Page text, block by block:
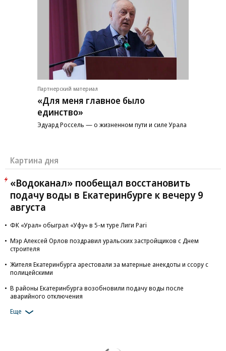
Партнерский материал
«Для меня главное было
единство»
Эдуард Россель — о жизненном пути и силе Урала
Картина дня
«Водоканал» пообещал восстановить
подачу воды в Екатеринбурге к вечеру 9
августа
ФК «Урал» обыграл «Уфу» в 5-м туре Лиги Pari
Мэр Алексей Орлов поздравил уральских застройщиков с Днем
строителя
Жителя Екатеринбурга арестовали за матерные анекдоты и ссору с
полицейскими
В районы Екатеринбурга возобновили подачу воды после
аварийного отключения
Еще